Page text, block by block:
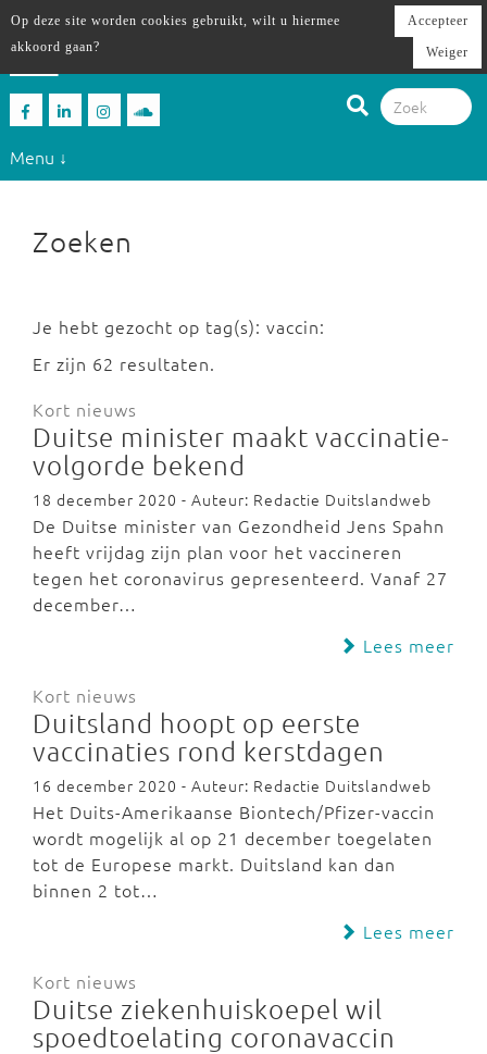
Menu ↓
Zoeken
Je hebt gezocht op tag(s): vaccin:
Er zijn 62 resultaten.
Kort nieuws
Duitse minister maakt vaccinatie-
volgorde bekend
18 december 2020 - Auteur: Redactie Duitslandweb
De Duitse minister van Gezondheid Jens Spahn
heeft vrijdag zijn plan voor het vaccineren
tegen het coronavirus gepresenteerd. Vanaf 27
december…
Lees meer
Kort nieuws
Duitsland hoopt op eerste
vaccinaties rond kerstdagen
16 december 2020 - Auteur: Redactie Duitslandweb
Het Duits-Amerikaanse Biontech/Pfizer-vaccin
wordt mogelijk al op 21 december toegelaten
tot de Europese markt. Duitsland kan dan
binnen 2 tot…
Lees meer
Kort nieuws
Duitse ziekenhuiskoepel wil
spoedtoelating coronavaccin
Op deze site worden cookies gebruikt, wilt u hiermee
akkoord gaan?
Accepteer
Weiger